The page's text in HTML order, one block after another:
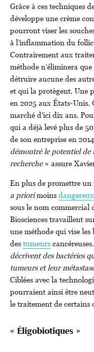
Grâce à ces techniques
développe une crème
pourront viser les
à l’inflammation du
Contrairement aux
méthode n’éliminera
détruire aucune des
et qui la protègent. Une
en 2025 aux États-Unis.
marché d’ici dix ans.
qui a déjà levé plus de
de son entreprise en
démontré le potentiel
recherche» assure
En plus de promettre un
a priorimoinsdangereux
sous le nom commercial
Biosciences travaillent
une méthode qui vise les
destumeurs
décrivent des bactéries
tumeurs et leur
Ciblées avec la
pourraient ainsi être
le traitement de certains
« Éligobiotiques »